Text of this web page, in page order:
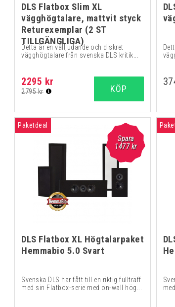
DLS Flatbox Slim XL
vägghögtalare, mattvit styck
Returexemplar (2 ST
TILLGÄNGLIGA)
Detta är en välljudande och diskret
vägghögtalare från svenska DLS kritik...
2295 kr
2795 kr KÖP
Spara
1477 kr
Paketdeal
DLS Flatbox XL Högtalarpaket
Hemmabio 5.0 Svart
Svenska DLS har fått till en riktig fullträff
med sin Flatbox-serie med on-wall hög...